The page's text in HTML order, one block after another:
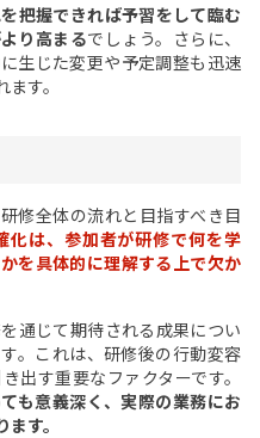
把握できれば予習をして臨む
り高まるでしょう。さらに、
生じた変更や予定調整も迅速
す。
修全体の流れと目指すべき目
化は、参加者が研修で何を学
を具体的に理解する上で欠か
通じて期待される成果につい
。これは、研修後の行動変容
出す重要なファクターです。
も意義深く、実際の業務にお
す。